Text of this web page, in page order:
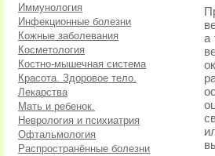
Иммунология
Инфекционные болезни
Кожные заболевания
Косметология
Костно-мышечная система
Красота. Здоровое тело.
Лекарства
Мать и ребенок.
Неврология и психиатрия
Офтальмология
Распространённые болезни
а